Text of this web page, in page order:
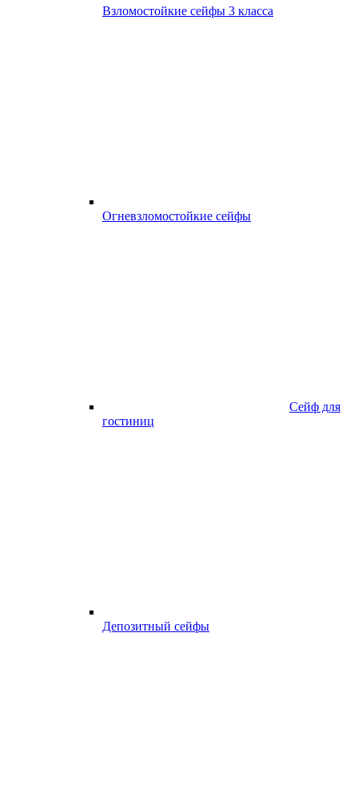
Взломостойкие сейфы 3 класса
Огневзломостойкие сейфы
Сейф для
гостиниц
Депозитный сейфы